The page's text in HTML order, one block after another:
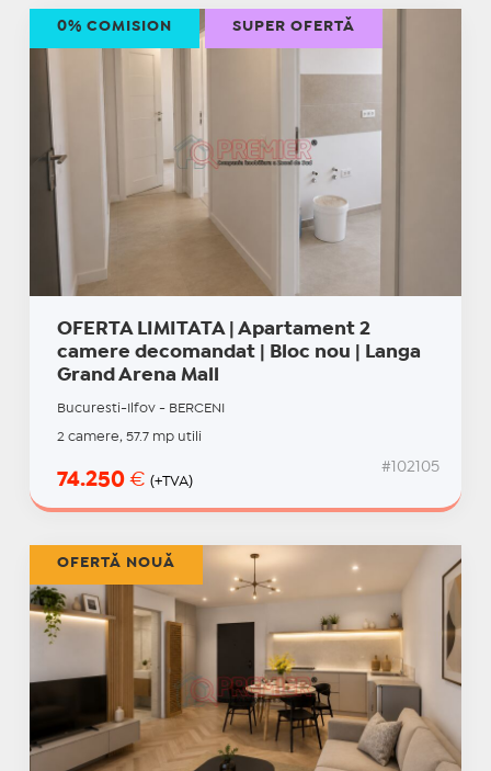
OFERTA LIMITATA | Apartament 2
camere decomandat | Bloc nou | Langa
Grand Arena Mall
Bucuresti-Ilfov - BERCENI
2 camere, 57.7 mp utili
74.250 € (+TVA)
#102105
0% COMISION SUPER OFERTĂ
OFERTĂ NOUĂ